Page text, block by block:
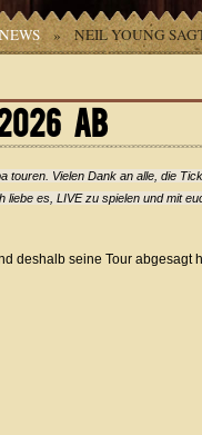
» NEIL YOUNG
2026 AB
touren. Vielen Dank an alle, die
es, LIVE zu spielen und mit
deshalb seine Tour abgesagt